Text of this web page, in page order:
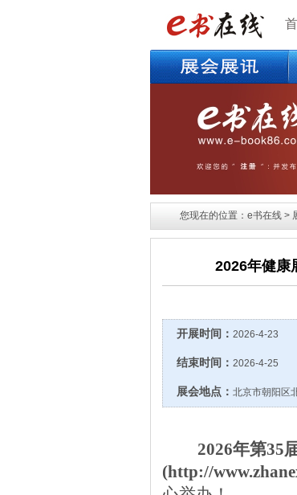
您现在的位置：e书在线 > 展
2026年健康
开展时间： 2026-4-23
结束时间： 2026-4-25
展会地点： 北京市朝阳区
2026年第35
(http://